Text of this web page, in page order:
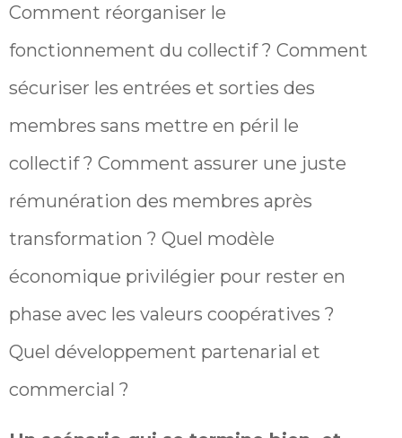
Comment réorganiser le
fonctionnement du collectif ? Comment
sécuriser les entrées et sorties des
membres sans mettre en péril le
collectif ? Comment assurer une juste
rémunération des membres après
transformation ? Quel modèle
économique privilégier pour rester en
phase avec les valeurs coopératives ?
Quel développement partenarial et
commercial ?